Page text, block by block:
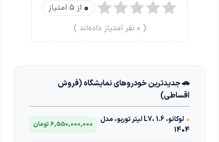
0 از 5 امتیاز
(
0 نفر امتیاز داده‌اند )
🚗 جدیدترین خودروهای نمایشگاه (فروش
اقساطی)
•
لوکانو، L7، 1.6 لیتر توربو، مدل
1404
6,550,000,000 تومان